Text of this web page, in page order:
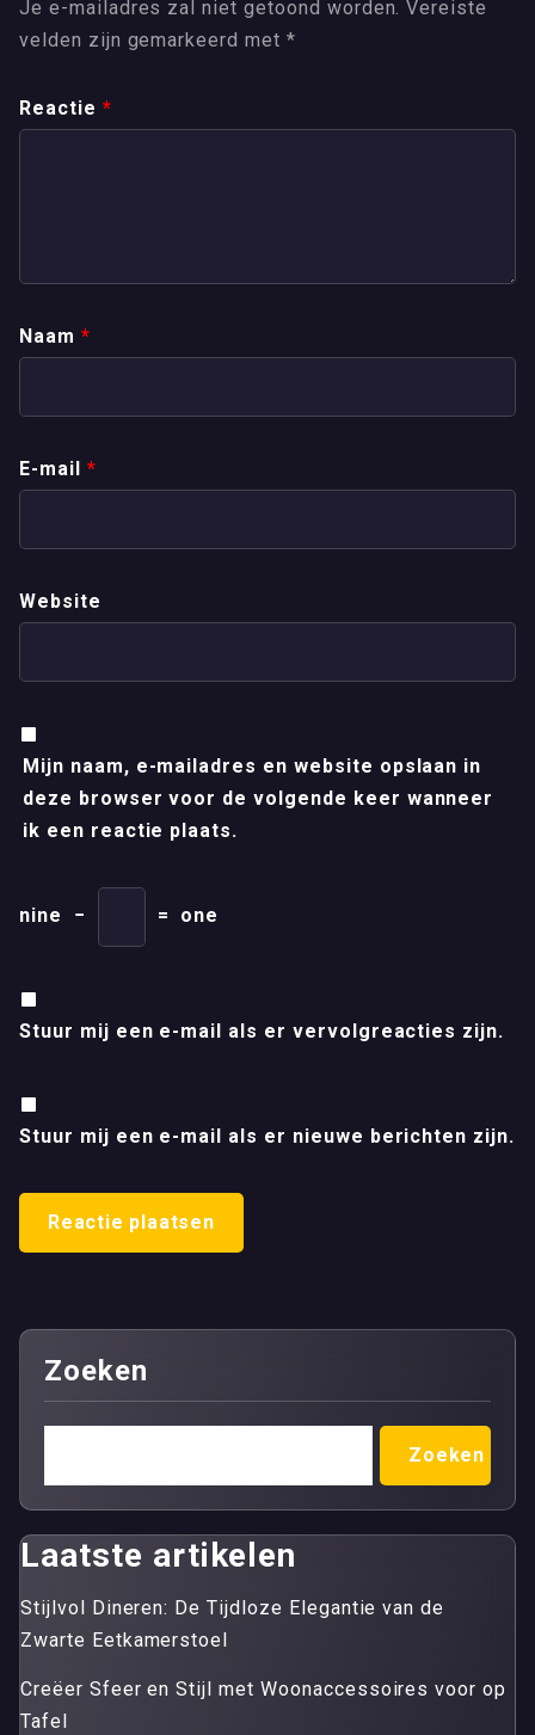
Je e-mailadres zal niet getoond worden. Vereiste
velden zijn gemarkeerd met *
Reactie *
Naam *
E-mail *
Website
Mijn naam, e-mailadres en website opslaan in
deze browser voor de volgende keer wanneer
ik een reactie plaats.
nine − = one
Stuur mij een e-mail als er vervolgreacties zijn.
Stuur mij een e-mail als er nieuwe berichten zijn.
Zoeken
Zoeken
Laatste artikelen
Stijlvol Dineren: De Tijdloze Elegantie van de
Zwarte Eetkamerstoel
Creëer Sfeer en Stijl met Woonaccessoires voor op
Tafel